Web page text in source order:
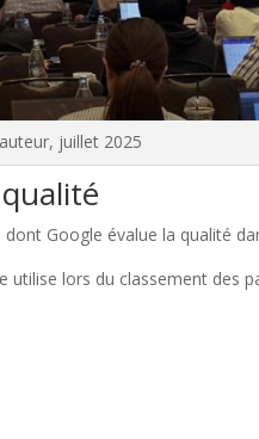
juillet 2025
Google évalue la qualité
utilise lors du classement des